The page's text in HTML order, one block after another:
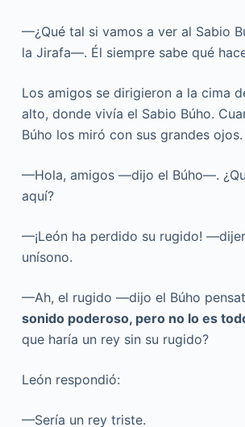
—¿Qué tal si vamos a ver al Sabio
la Jirafa—. Él siempre sabe qué
Los amigos se dirigieron a la cima
alto, donde vivía el Sabio Búho.
Búho los miró con sus grandes ojos.
—Hola, amigos —dijo el Búho—.
aquí?
—¡León ha perdido su rugido!
unísono.
—Ah, el rugido —dijo el Búho
sonido poderoso, pero no lo es
que haría un rey sin su rugido?
León respondió:
—Sería un rey triste.